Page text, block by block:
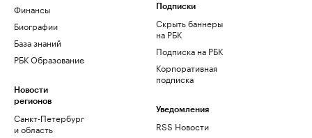
Финансы
Биографии
База знаний
РБК Образование
Новости
регионов
Санкт-Петербург
и область
Подписки
Скрыть баннеры
на РБК
Подписка на РБК
Корпоративная
подписка
Уведомления
RSS Новости